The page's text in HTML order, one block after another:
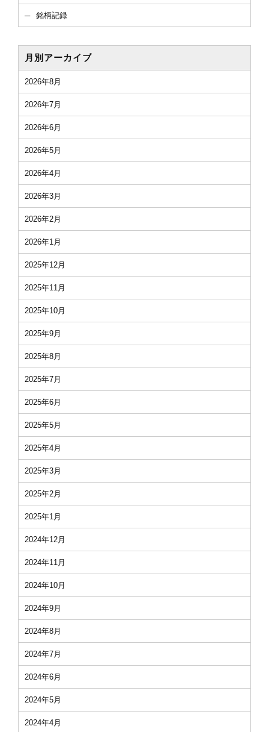
銘柄記録
月別アーカイブ
2026年8月
2026年7月
2026年6月
2026年5月
2026年4月
2026年3月
2026年2月
2026年1月
2025年12月
2025年11月
2025年10月
2025年9月
2025年8月
2025年7月
2025年6月
2025年5月
2025年4月
2025年3月
2025年2月
2025年1月
2024年12月
2024年11月
2024年10月
2024年9月
2024年8月
2024年7月
2024年6月
2024年5月
2024年4月